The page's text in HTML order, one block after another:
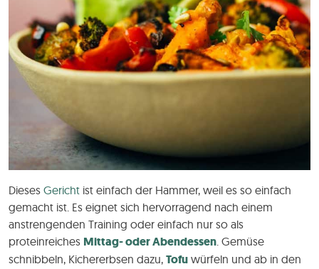
Dieses Gericht ist einfach der Hammer, weil es so einfach
gemacht ist. Es eignet sich hervorragend nach einem
anstrengenden Training oder einfach nur so als
proteinreiches Mittag- oder Abendessen. Gemüse
schnibbeln, Kichererbsen dazu, Tofu würfeln und ab in den